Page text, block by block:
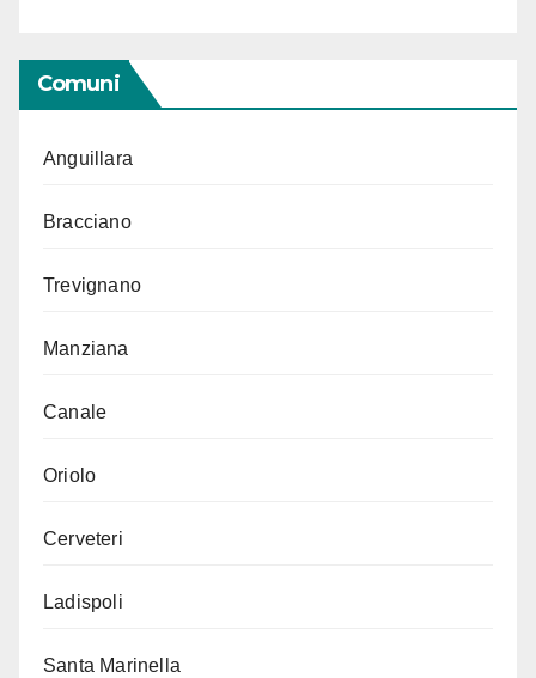
Comuni
Anguillara
Bracciano
Trevignano
Manziana
Canale
Oriolo
Cerveteri
Ladispoli
Santa Marinella